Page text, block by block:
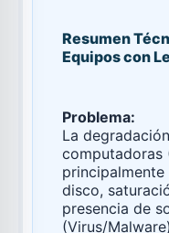
Resumen
Equipos con
Problema:
La
computadoras
disco,
presencia de
(Virus/